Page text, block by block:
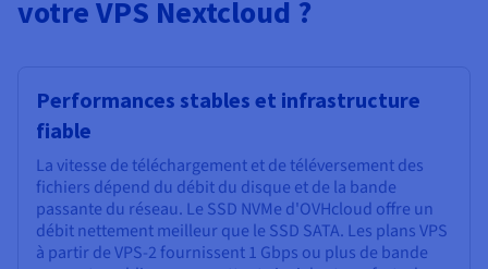
votre VPS Nextcloud ?
Performances stables et infrastructure
fiable
La vitesse de téléchargement et de téléversement des
fichiers dépend du débit du disque et de la bande
passante du réseau. Le SSD NVMe d'OVHcloud offre un
débit nettement meilleur que le SSD SATA. Les plans VPS
à partir de VPS-2 fournissent 1 Gbps ou plus de bande